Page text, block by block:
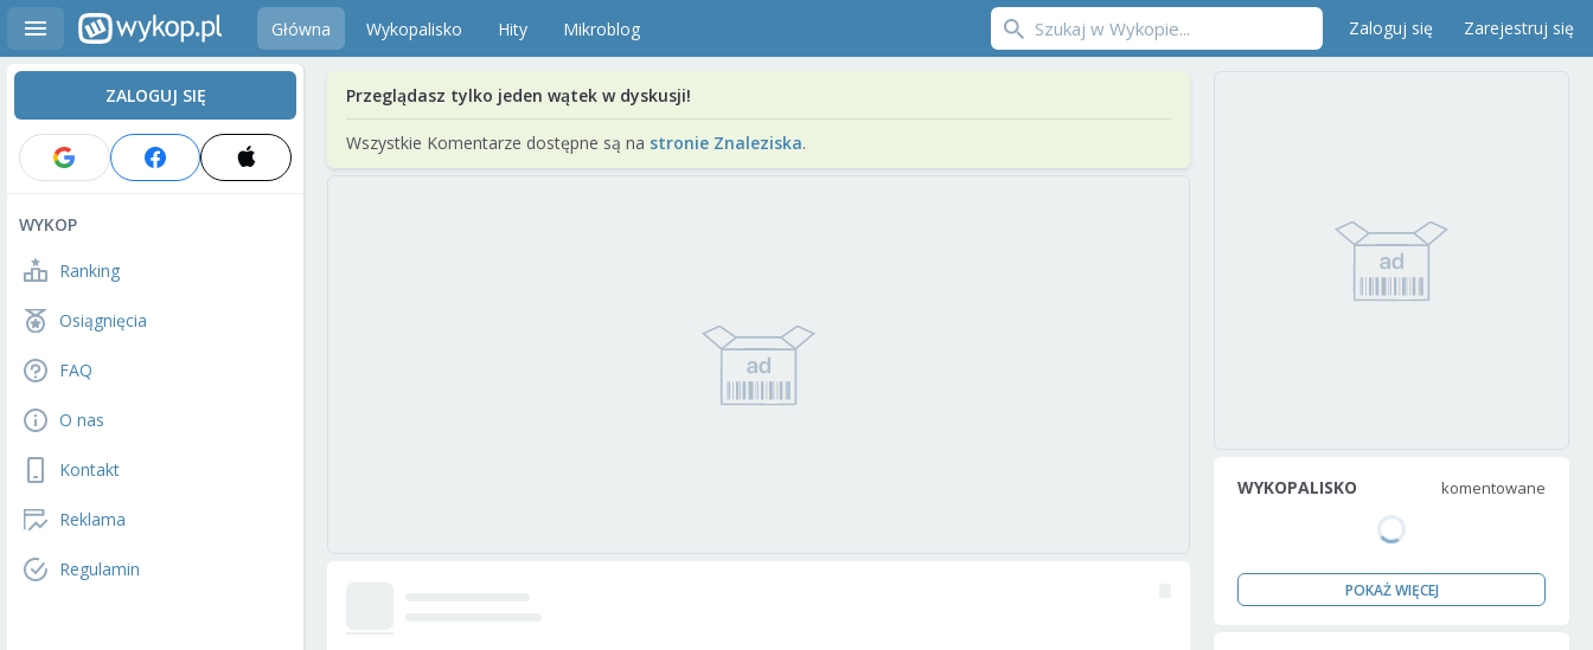
Główna Wykopalisko Hity Mikroblog Zaloguj się Zarejestruj się
ZALOGUJ SIĘ
WYKOP
Ranking
Osiągnięcia
FAQ
O nas
Kontakt
Reklama
Regulamin
Przeglądasz tylko jeden wątek w dyskusji!
Wszystkie Komentarze dostępne są na stronie Znaleziska.
WYKOPALISKO komentowane
POKAŻ WIĘCEJ